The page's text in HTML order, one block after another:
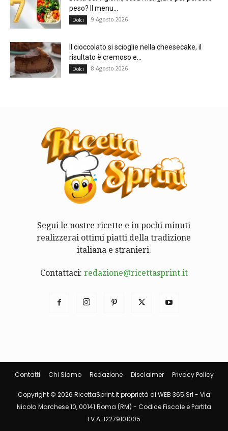
peso? Il menu...
Dolci 9 Agosto 2026
Il cioccolato si scioglie nella cheesecake, il
risultato è cremoso e...
Dolci 8 Agosto 2026
Segui le nostre ricette e in pochi minuti
realizzerai ottimi piatti della tradizione
italiana e stranieri.
Contattaci: redazione@ricettasprint.it
Contatti Chi Siamo Redazione Disclaimer Privacy Policy
Copyright © 2026 RicettaSprint.it proprietà di WEB 365 Srl - Via
Nicola Marchese 10, 00141 Roma (RM) - Codice Fiscale e Partita
I.V.A. 12279101005